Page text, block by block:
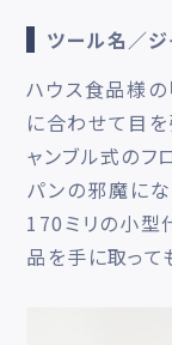
ツール名／
ハウス食品様の
に合わせて目を
ャンブル式のフ
パンの邪魔に
170ミリの小型
品を手に取って